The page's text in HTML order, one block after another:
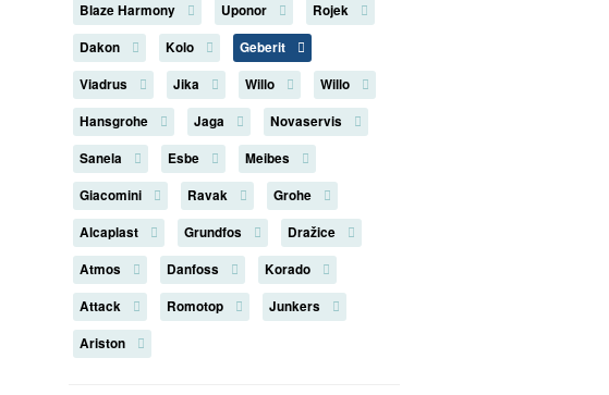
Blaze Harmony
Uponor
Rojek
Dakon
Kolo
Geberit
Viadrus
Jika Willo
Willo
Hansgrohe
Jaga
Novaservis
Sanela
Esbe
Meibes
Giacomini
Ravak
Grohe
Alcaplast
Grundfos
Dražice
Atmos
Danfoss
Korado
Attack
Romotop
Junkers
Ariston